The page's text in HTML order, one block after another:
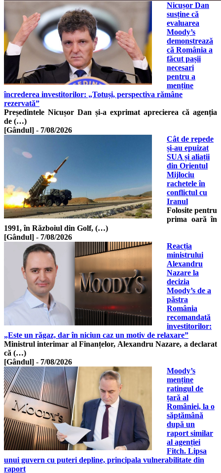
Nicușor Dan
susține că
evaluarea
Moody’s
demonstrează
că România a
făcut pașii
necesari
pentru a
menține
încrederea investitorilor: „Totuși, perspectiva rămâne
rezervată”
Președintele Nicușor Dan și-a exprimat aprecierea că agenția
de (…)
[Gândul] - 7/08/2026
Cât de repede
și-au epuizat
SUA și aliații
din Orientul
Mijlociu
rachetele în
conflictul cu
Iranul
Folosite pentru
prima oară în
1991, în Războiul din Golf, (…)
[Gândul] - 7/08/2026
Reacția
ministrului
Alexandru
Nazare la
decizia
Moody’s de a
păstra
România
recomandată
investitorilor:
„Este un răgaz, dar în niciun caz un motiv de relaxare”
Ministrul interimar al Finanțelor, Alexandru Nazare, a declarat
că (…)
[Gândul] - 7/08/2026
Moody’s
menține
ratingul de
țară al
României, la o
săptămână
după un
raport similar
al agenției
Fitch. Lipsa
unui guvern cu puteri depline, principala vulnerabilitate din
raport